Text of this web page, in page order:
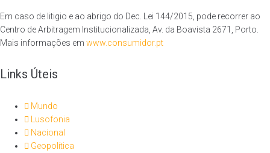
Em caso de litigio e ao abrigo do Dec. Lei 144/2015, pode recorrer ao
Centro de Arbitragem Institucionalizada, Av. da Boavista 2671, Porto.
Mais informações em www.consumidor.pt
Links Úteis
Mundo
Lusofonia
Nacional
Geopolítica